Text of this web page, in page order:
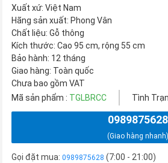
Xuất xứ: Việt Nam
Hãng sản xuất: Phong Vân
Chất liệu: Gỗ thông
Kích thước: Cao 95 cm, rộng 55 cm
Bảo hành: 12 tháng
Giao hàng: Toàn quốc
Chưa bao gồm VAT
Mã sản phẩm : TGLBRCC Tình
0989875628
(Giao hàng nhanh)
Gọi đặt mua:0989875628 (7:00 - 21:00)